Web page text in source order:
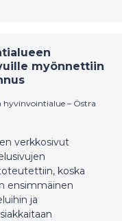
myönnettiin
hyvinvointialue – Östra
verkkosivut
koska
ensimmäinen
ja